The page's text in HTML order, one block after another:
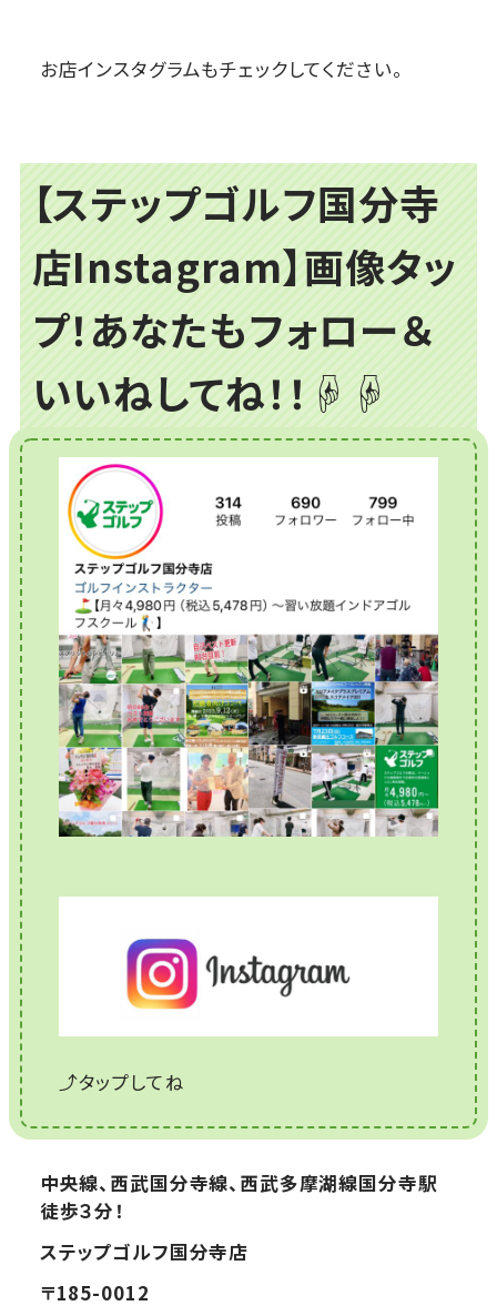
お店インスタグラムもチェックしてください。
【ステップゴルフ国分寺
店Instagram】画像タッ
プ！あなたもフォロー＆
いいねしてね！！☟☟
⤴タップしてね
中央線、西武国分寺線、西武多摩湖線国分寺駅
徒歩３分！
ステップゴルフ国分寺店
〒185-0012